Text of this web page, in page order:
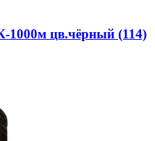
цв.чёрный (114)